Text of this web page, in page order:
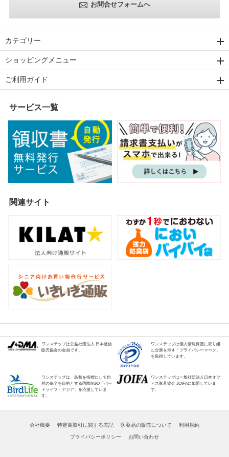
お問合せフォームへ
カテゴリー
ショッピングメニュー
ご利用ガイド
サービス一覧
関連サイト
ワンステップは公益社団法人 日本通信
販売協会の会員です。
ワンステップは個人情報保護に取り組
む企業を示す「プライバシーマーク」
を取得しています。
ワンステップは、鳥類を指標にして自
然の保全を目的とする国際NGO「バー
ドライフ・アジア」を応援していま
す。
ワンステップは一般社団法人日本オフ
ィス家具協会 JOIFAに加盟していま
す。
会社概要 特定商取引に関する表記 医薬品の販売について 利用規約
プライバシーポリシー お問い合わせ